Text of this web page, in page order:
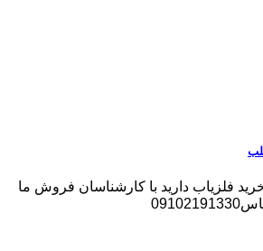
فلزیاب دارید با کارشناسان فروش ما